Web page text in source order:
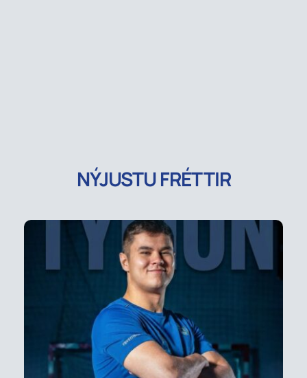
NÝJUSTU FRÉTTIR